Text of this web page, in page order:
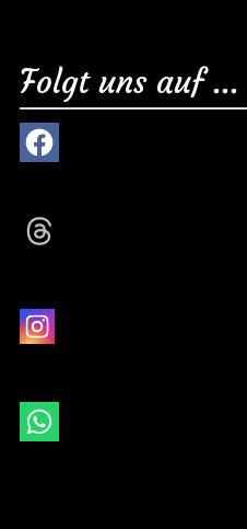
Folgt uns auf ...